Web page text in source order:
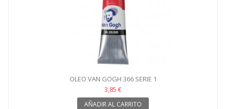
OLEO VAN GOGH 366 SERIE 1
3,85 €
AÑADIR AL CARRITO